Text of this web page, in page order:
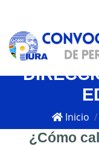
Inicio
¿Cómo